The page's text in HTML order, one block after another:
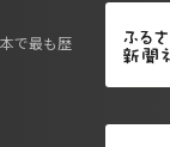
で最も歴